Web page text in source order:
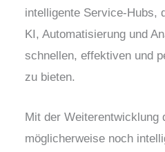
intelligente Service-Hubs,
KI, Automatisierung und
schnellen, effektiven und
zu bieten.
Mit der Weiterentwicklung
möglicherweise noch